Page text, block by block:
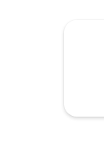
เมีย-
และวั